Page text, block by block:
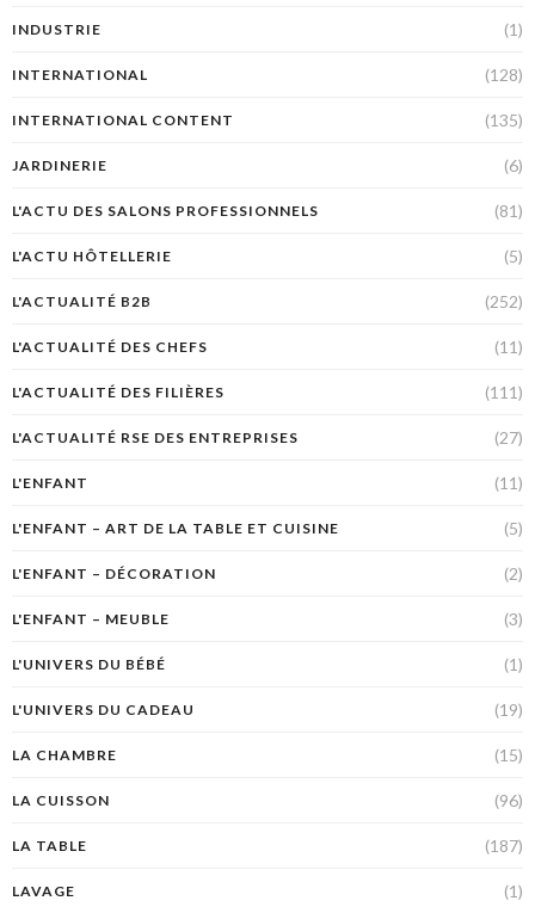
INDUSTRIE (1)
INTERNATIONAL (128)
INTERNATIONAL CONTENT (135)
JARDINERIE (6)
L'ACTU DES SALONS PROFESSIONNELS (81)
L'ACTU HÔTELLERIE (5)
L'ACTUALITÉ B2B (252)
L'ACTUALITÉ DES CHEFS (11)
L'ACTUALITÉ DES FILIÈRES (111)
L'ACTUALITÉ RSE DES ENTREPRISES (27)
L'ENFANT (11)
L'ENFANT – ART DE LA TABLE ET CUISINE (5)
L'ENFANT – DÉCORATION (2)
L'ENFANT – MEUBLE (3)
L'UNIVERS DU BÉBÉ (1)
L'UNIVERS DU CADEAU (19)
LA CHAMBRE (15)
LA CUISSON (96)
LA TABLE (187)
LAVAGE (1)